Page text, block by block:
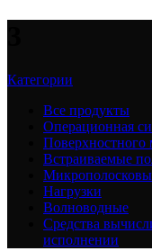
Категории
Все продукты
Операционная
Поверхностного
Встраиваемые
Нагрузки
Волноводные
Средства
исполнении